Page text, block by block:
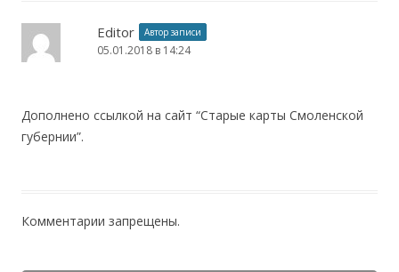
Editor Автор записи
05.01.2018 в 14:24
Дополнено ссылкой на сайт “Старые карты Смоленской
губернии”.
Комментарии запрещены.